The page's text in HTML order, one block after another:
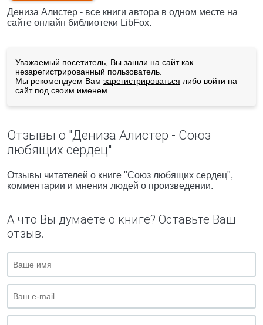
Дениза Алистер - все книги автора в одном месте на
сайте онлайн библиотеки LibFox.
Уважаемый посетитель, Вы зашли на сайт как
незарегистрированный пользователь.
Мы рекомендуем Вам зарегистрироваться либо войти на
сайт под своим именем.
Отзывы о "Дениза Алистер - Союз
любящих сердец"
Отзывы читателей о книге "Союз любящих сердец",
комментарии и мнения людей о произведении.
А что Вы думаете о книге? Оставьте Ваш
отзыв.